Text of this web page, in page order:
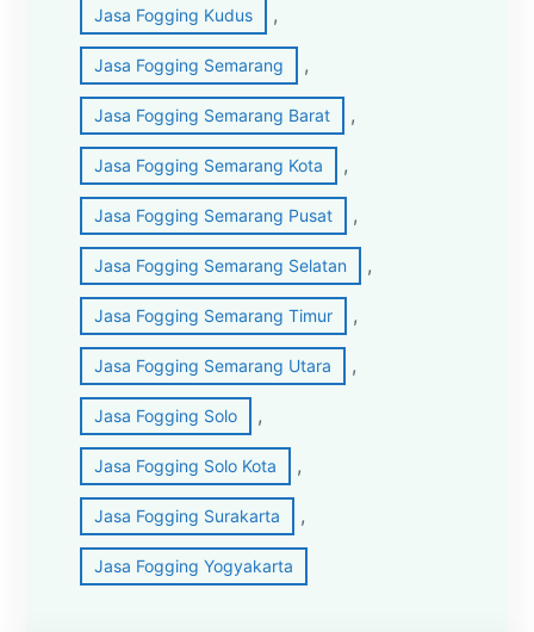
Jasa Fogging Kudus ,
Jasa Fogging Semarang ,
Jasa Fogging Semarang Barat ,
Jasa Fogging Semarang Kota ,
Jasa Fogging Semarang Pusat ,
Jasa Fogging Semarang Selatan ,
Jasa Fogging Semarang Timur ,
Jasa Fogging Semarang Utara ,
Jasa Fogging Solo ,
Jasa Fogging Solo Kota ,
Jasa Fogging Surakarta ,
Jasa Fogging Yogyakarta